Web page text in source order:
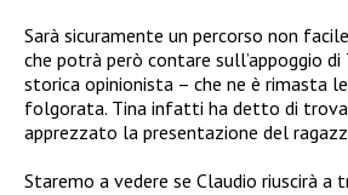
Sarà sicuramente un percorso non
che potrà però contare sull’appoggio
storica opinionista – che ne è rimasta
folgorata. Tina infatti ha detto di
apprezzato la presentazione del
Staremo a vedere se Claudio riuscirà a